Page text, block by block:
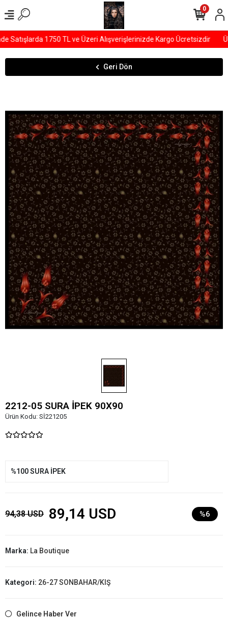
1750 TL ve Üzeri Alışverişlerinizde Kargo Ücretsizdir
0
Geri Dön
2212-05 SURA İPEK 90X90
Ürün Kodu: Sİ221205
%100 SURA İPEK
94,38 USD 89,14 USD %6
Marka: La Boutique
Kategori: 26-27 SONBAHAR/KIŞ
Gelince Haber Ver